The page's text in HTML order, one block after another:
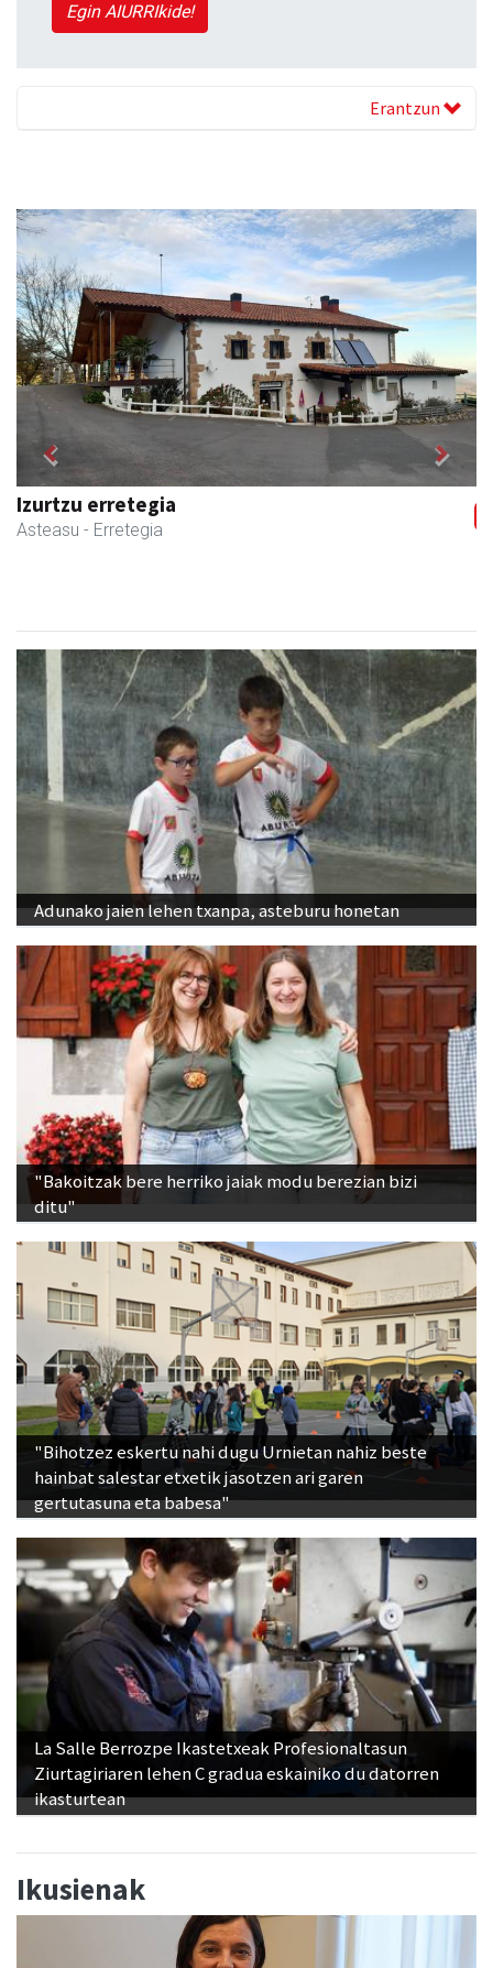
Egin AIURRIkide!
Erantzun
Izurtzu erretegia
Asteasu - Erretegia
Previous Next
Adunako jaien lehen txanpa, asteburu honetan
"Bakoitzak bere herriko jaiak modu berezian bizi
ditu"
"Bihotzez eskertu nahi dugu Urnietan nahiz beste
hainbat salestar etxetik jasotzen ari garen
gertutasuna eta babesa"
La Salle Berrozpe Ikastetxeak Profesionaltasun
Ziurtagiriaren lehen C gradua eskainiko du datorren
ikasturtean
Ikusienak